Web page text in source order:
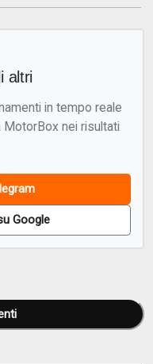
altri
in tempo reale
MotorBox nei risultati
Google